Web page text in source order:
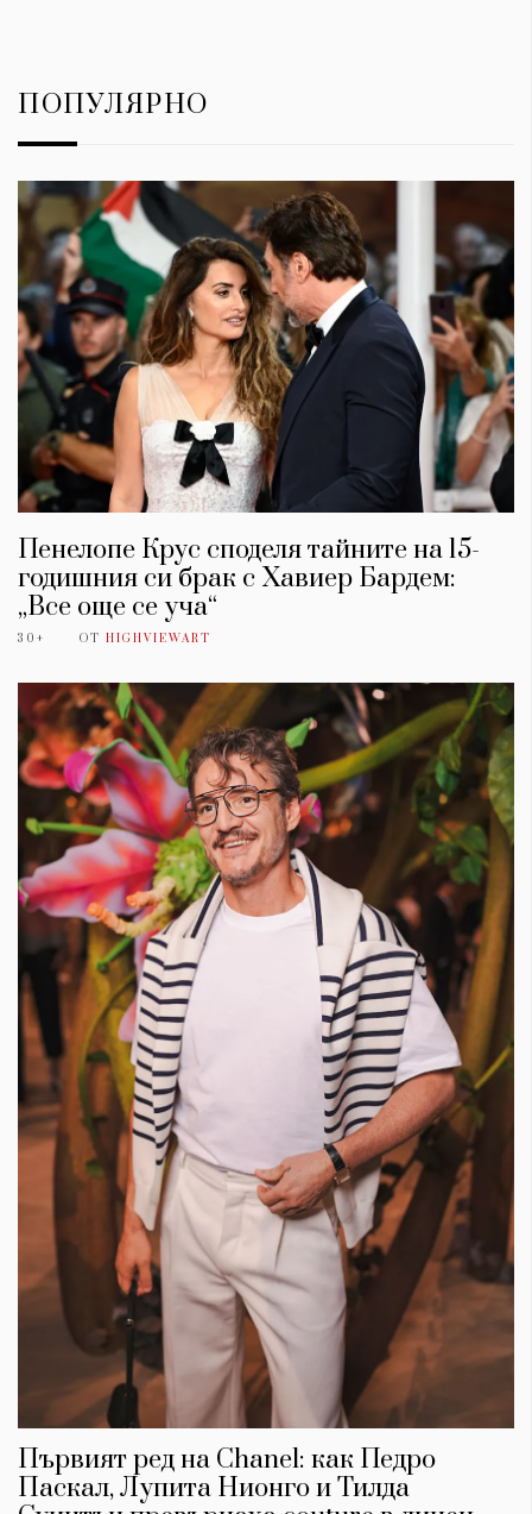
ПОПУЛЯРНО
Пенелопе Крус споделя тайните на 15-
годишния си брак с Хавиер Бардем:
„Все още се уча“
30+ ОТ HIGHVIEWART
Първият ред на Chanel: как Педро
Паскал, Лупита Нионго и Тилда